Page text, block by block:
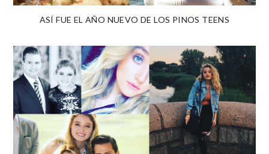
ASÍ FUE EL AÑO NUEVO DE LOS PINOS TEENS